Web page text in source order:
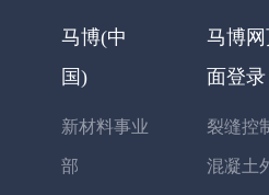
马博(中
国)
新材料事业
部
马博
面登录
裂缝控
混凝土